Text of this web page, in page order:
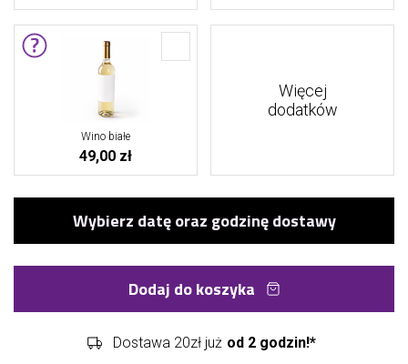
Wino białe
49,00 zł
Więcej
dodatków
Dodaj do koszyka
Dostawa 20zł już od 2 godzin!*